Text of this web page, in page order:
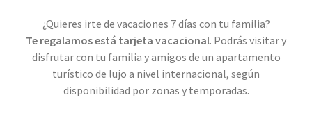
¿Quieres irte de vacaciones 7 días con tu familia?
Te regalamos está tarjeta vacacional. Podrás visitar y
disfrutar con tu familia y amigos de un apartamento
turístico de lujo a nivel internacional, según
disponibilidad por zonas y temporadas.